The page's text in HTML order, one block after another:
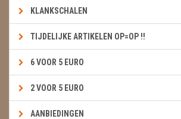
KLANKSCHALEN
TIJDELIJKE ARTIKELEN OP=OP !!
6 VOOR 5 EURO
2 VOOR 5 EURO
AANBIEDINGEN